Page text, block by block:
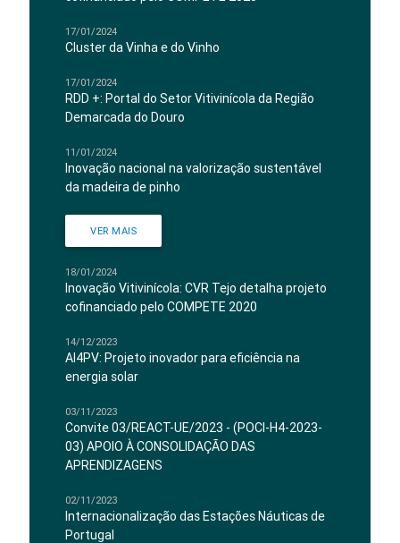
17/01/2024
Cluster da Vinha e do Vinho
17/01/2024
RDD +: Portal do Setor Vitivinícola da Região
Demarcada do Douro
11/01/2024
Inovação nacional na valorização sustentável
da madeira de pinho
VER MAIS
18/01/2024
Inovação Vitivinícola: CVR Tejo detalha projeto
cofinanciado pelo COMPETE 2020
14/12/2023
AI4PV: Projeto inovador para eficiência na
energia solar
03/11/2023
Convite 03/REACT-UE/2023 - (POCI-H4-2023-
03) APOIO À CONSOLIDAÇÃO DAS
APRENDIZAGENS
02/11/2023
Internacionalização das Estações Náuticas de
Portugal